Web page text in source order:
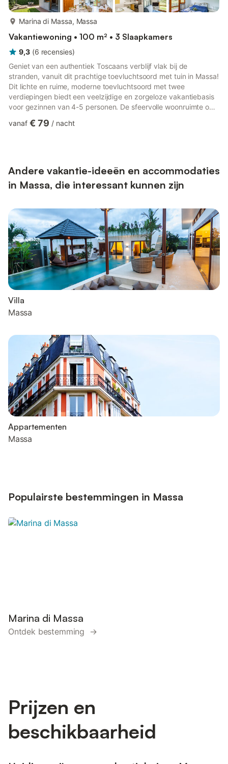
Marina di Massa, Massa
Vakantiewoning • 100 m² • 3 Slaapkamers
9,3 (6 recensies)
Geniet van een authentiek Toscaans verblijf vlak bij de
stranden, vanuit dit prachtige toevluchtsoord met tuin in Massa!
Dit lichte en ruime, moderne toevluchtsoord met twee
verdiepingen biedt een veelzijdige en zorgeloze vakantiebasis
voor gezinnen van 4-5 personen. De sfeervolle woonruimte op
voorzien van een comfortabele bank, een kleine flatscreen-tv,
ingerichte dou...
vanaf € 79 / nacht
Andere vakantie-ideeën en accommodaties
in Massa, die interessant kunnen zijn
Villa
Massa
Appartementen
Massa
Populairste bestemmingen in Massa
Marina di Massa
Ontdek bestemming →
Prijzen en
beschikbaarheid